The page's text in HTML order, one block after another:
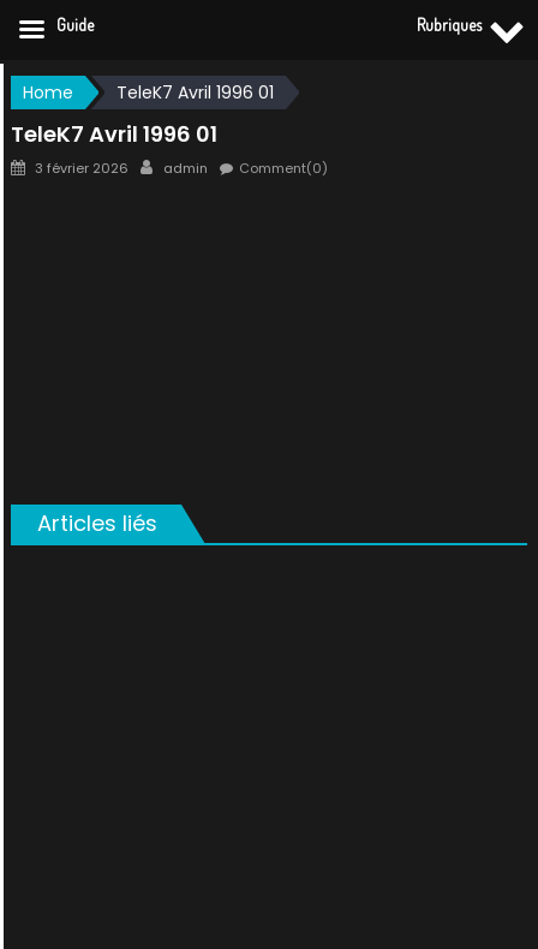
Skip
to
content
Home TeleK7 Avril 1996 01
TeleK7 Avril 1996 01
Posted
3 février 2026 Author
admin Comment(0)
Articles liés
Guide Rubriques